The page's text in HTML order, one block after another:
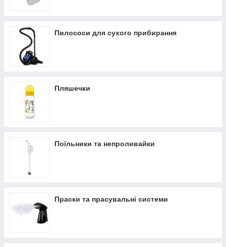
Пилососи для сухого прибирання
Пляшечки
Поїльники та непроливайки
Праски та прасувальні системи